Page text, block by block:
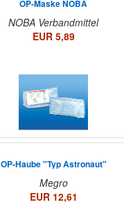
OP-Maske NOBA
NOBA Verbandmittel
EUR 5,89
OP-Haube "Typ Astronaut"
Megro
EUR 12,61